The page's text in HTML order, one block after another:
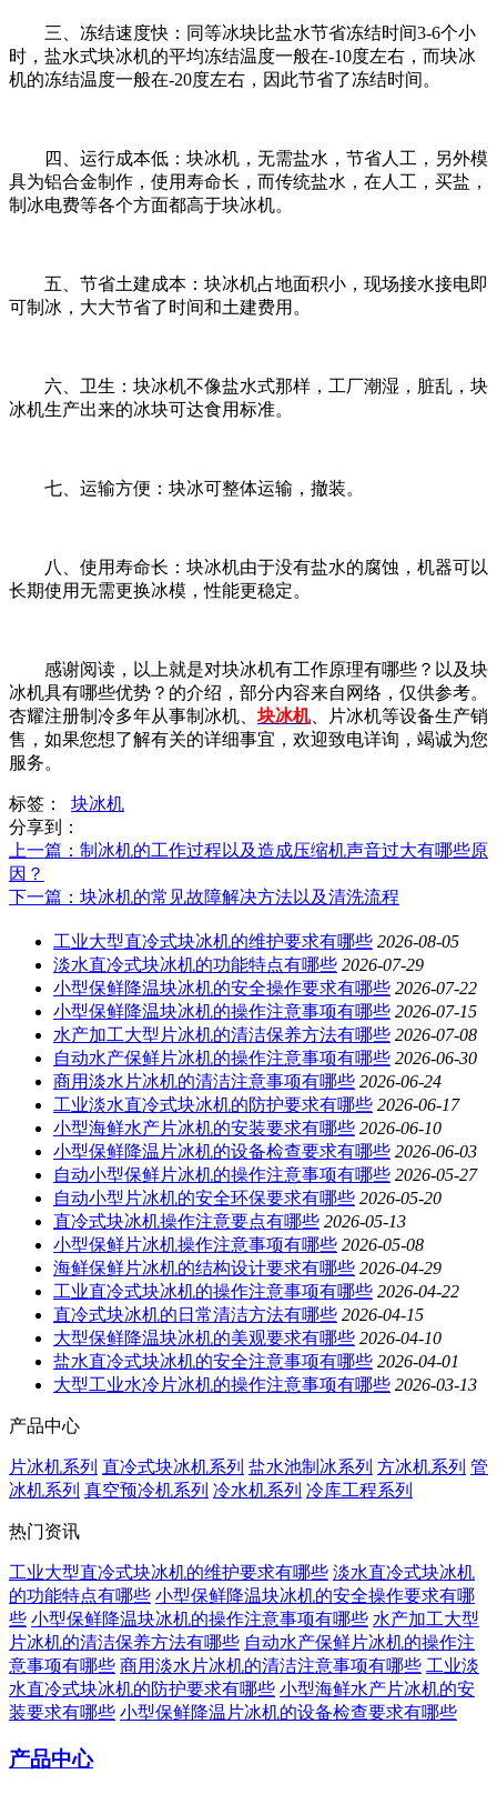
三、冻结速度快：同等冰块比盐水节省冻结时间3-6个小
时，盐水式块冰机的平均冻结温度一般在-10度左右，而块冰
机的冻结温度一般在-20度左右，因此节省了冻结时间。
四、运行成本低：块冰机，无需盐水，节省人工，另外模
具为铝合金制作，使用寿命长，而传统盐水，在人工，买盐，
制冰电费等各个方面都高于块冰机。
五、节省土建成本：块冰机占地面积小，现场接水接电即
可制冰，大大节省了时间和土建费用。
六、卫生：块冰机不像盐水式那样，工厂潮湿，脏乱，块
冰机生产出来的冰块可达食用标准。
七、运输方便：块冰可整体运输，撤装。
八、使用寿命长：块冰机由于没有盐水的腐蚀，机器可以
长期使用无需更换冰模，性能更稳定。
感谢阅读，以上就是对块冰机有工作原理有哪些？以及块
冰机具有哪些优势？的介绍，部分内容来自网络，仅供参考。
杏耀注册制冷多年从事制冰机、 块冰机、片冰机等设备生产销
售，如果您想了解有关的详细事宜，欢迎致电详询，竭诚为您
服务。
标签： 块冰机
分享到：
上一篇 ：制冰机的工作过程以及造成压缩机声音过大有哪些原
因？
下一篇 ：块冰机的常见故障解决方法以及清洗流程
工业大型直冷式块冰机的维护要求有哪些 2026-08-05
淡水直冷式块冰机的功能特点有哪些 2026-07-29
小型保鲜降温块冰机的安全操作要求有哪些 2026-07-22
小型保鲜降温块冰机的操作注意事项有哪些 2026-07-15
水产加工大型片冰机的清洁保养方法有哪些 2026-07-08
自动水产保鲜片冰机的操作注意事项有哪些 2026-06-30
商用淡水片冰机的清洁注意事项有哪些 2026-06-24
工业淡水直冷式块冰机的防护要求有哪些 2026-06-17
小型海鲜水产片冰机的安装要求有哪些 2026-06-10
小型保鲜降温片冰机的设备检查要求有哪些 2026-06-03
自动小型保鲜片冰机的操作注意事项有哪些 2026-05-27
自动小型片冰机的安全环保要求有哪些 2026-05-20
直冷式块冰机操作注意要点有哪些 2026-05-13
小型保鲜片冰机操作注意事项有哪些 2026-05-08
海鲜保鲜片冰机的结构设计要求有哪些 2026-04-29
工业直冷式块冰机的操作注意事项有哪些 2026-04-22
直冷式块冰机的日常清洁方法有哪些 2026-04-15
大型保鲜降温块冰机的美观要求有哪些 2026-04-10
盐水直冷式块冰机的安全注意事项有哪些 2026-04-01
大型工业水冷片冰机的操作注意事项有哪些 2026-03-13
产品中心
片冰机系列 直冷式块冰机系列 盐水池制冰系列 方冰机系列 管
冰机系列 真空预冷机系列 冷水机系列 冷库工程系列
热门资讯
工业大型直冷式块冰机的维护要求有哪些 淡水直冷式块冰机
的功能特点有哪些 小型保鲜降温块冰机的安全操作要求有哪
些 小型保鲜降温块冰机的操作注意事项有哪些 水产加工大型
片冰机的清洁保养方法有哪些 自动水产保鲜片冰机的操作注
意事项有哪些 商用淡水片冰机的清洁注意事项有哪些 工业淡
水直冷式块冰机的防护要求有哪些 小型海鲜水产片冰机的安
装要求有哪些 小型保鲜降温片冰机的设备检查要求有哪些
产品中心